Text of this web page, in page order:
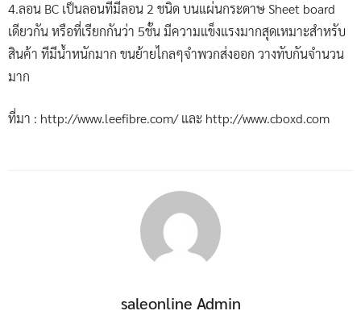
4.ลอน BC เป็นลอนทีมีลอน 2 ชนิด บนแผ่นกระดาษ Sheet board
เดียวกัน หรือที่เรียกกันว่า 5ชั้น มีความแข็งแรงมากสุดเหมาะสำหรับ
สินค้า ทีมีน้ำหนักมาก ขนย้ายไกลๆจำพวกส่งออก วางทับกันจำนวน
มาก
ที่มา : http://www.leefibre.com/ และ http://www.cboxd.com
saleonline Admin